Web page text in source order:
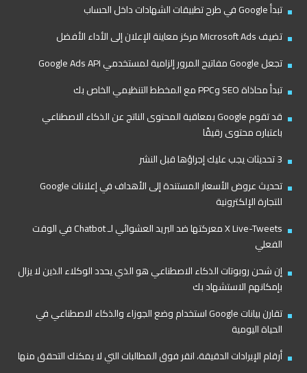
تبدأ Google في طرح تطبيقات الشهادات داخل الحساب
تضيف Microsoft Ads مركز معاينة الإعلان إلى الأداء الأفضل
تجعل Google مفاتيح المرور إلزامية لمستخدمي Google Ads API
تبدأ محاذاة SEO وPPC مع المخطط التنظيمي الخاص بك
قد تقوم Google بمعاقبة المحتوى الناتج عن الذكاء الاصطناعي
باعتباره محتوى رقيقًا
3 تحديثات يجب عليك إجراؤها قبل النشر
تحديث عروض الأسعار المستندة إلى الأهداف في إعلانات Google
للتجارة الإلكترونية
X Live-Tweets معركتها ضد البريد العشوائي لـ Chatbot في الوقت
الفعلي
إن شحن روبوتات الذكاء الاصطناعي هو الذي يحدد الوكلاء الذين لا يزال
بإمكانهم الاستشهاد بك
تقارن بيانات Google استخدام وضع الجوزاء والذكاء الاصطناعي في
الحياة اليومية
أرقام الإيرادات الدقيقة، انقر فوق المطالبات التي لا يمكنك التحقق منها